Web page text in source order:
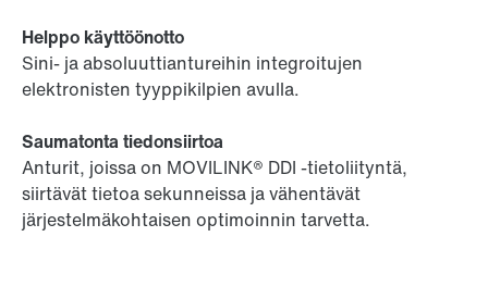
Helppo käyttöönotto
Sini- ja absoluuttiantureihin integroitujen
elektronisten tyyppikilpien avulla.
Saumatonta tiedonsiirtoa
Anturit, joissa on MOVILINK® DDI -tietoliityntä,
siirtävät tietoa sekunneissa ja vähentävät
järjestelmäkohtaisen optimoinnin tarvetta.